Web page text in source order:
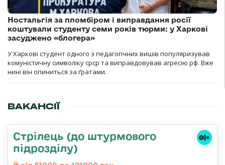
Ностальгія за пломбіром і виправдання росії
коштували студенту семи років тюрми: у Харкові
засуджено «блогера»
У Харкові студент одного з педагогічних вишів популяризував
комуністичну символіку срср та виправдовував агресію рф. Вже
нині він опиниться за ґратами.
ВАКАНСІЇ
Стрілець (до штурмового
підрозділу)